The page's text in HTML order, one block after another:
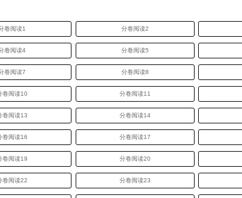
卷阅读1 分卷阅读2
卷阅读4 分卷阅读5
卷阅读7 分卷阅读8
卷阅读10 分卷阅读11
卷阅读13 分卷阅读14
卷阅读16 分卷阅读17
卷阅读19 分卷阅读20
卷阅读22 分卷阅读23